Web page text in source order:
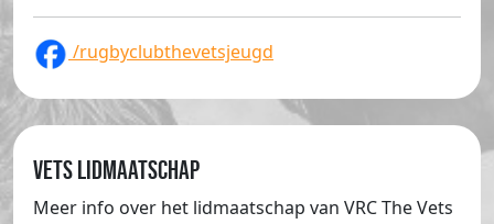
/rugbyclubthevetsjeugd
Vets lidmaatschap
Meer info over het lidmaatschap van VRC The Vets